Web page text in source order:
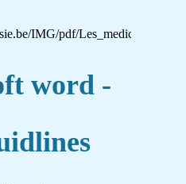
IMG/pdf/
word -